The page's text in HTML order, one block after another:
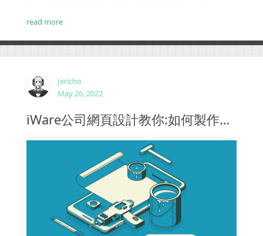
以看到按鈕的存在。...
read more
Jericho
May 26, 2022
iWare公司網頁設計教你:如何製作出色網站?